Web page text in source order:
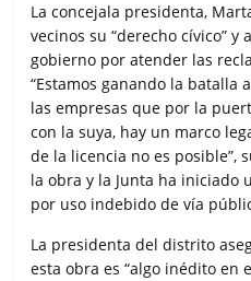
La concejala presidenta,
vecinos su “derecho cívico”
gobierno por atender las
“Estamos ganando la batalla
las empresas que por la
con la suya, hay un marco
de la licencia no es posible”,
la obra y la Junta ha iniciado
por uso indebido de vía
La presidenta del distrito
esta obra es “algo inédito en